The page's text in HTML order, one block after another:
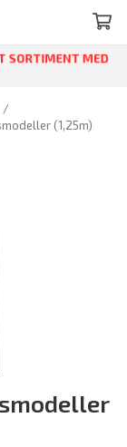
SORTIMENT MED
/
(1,25m)